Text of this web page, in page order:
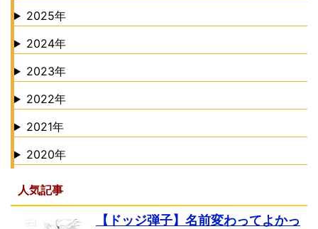
2025年
2024年
2023年
2022年
2021年
2020年
人気記事
【ドッジ弾子】名前変わってよかっ